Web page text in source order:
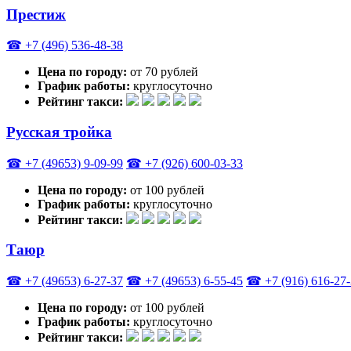
Престиж
☎ +7 (496) 536-48-38
Цена по городу: от 70 рублей
График работы: круглосуточно
Рейтинг такси:
Русская тройка
☎ +7 (49653) 9-09-99 ☎ +7 (926) 600-03-33
Цена по городу: от 100 рублей
График работы: круглосуточно
Рейтинг такси:
Таюр
☎ +7 (49653) 6-27-37 ☎ +7 (49653) 6-55-45 ☎ +7 (916) 616-
Цена по городу: от 100 рублей
График работы: круглосуточно
Рейтинг такси: